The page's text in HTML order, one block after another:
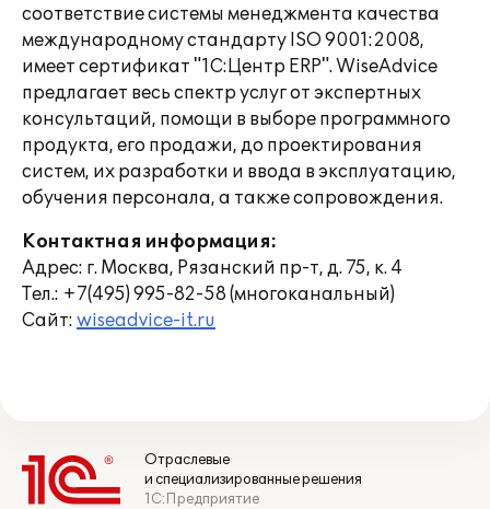
соответствие системы менеджмента качества
международному стандарту ISO 9001:2008,
имеет сертификат "1С:Центр ERP". WiseAdvice
предлагает весь спектр услуг от экспертных
консультаций, помощи в выборе программного
продукта, его продажи, до проектирования
систем, их разработки и ввода в эксплуатацию,
обучения персонала, а также сопровождения.
Контактная информация:
Адрес: г. Москва, Рязанский пр-т, д. 75, к. 4
Тел.: +7(495) 995-82-58 (многоканальный)
Сайт: wiseadvice-it.ru
Отраслевые
и специализированные решения
1С:Предприятие